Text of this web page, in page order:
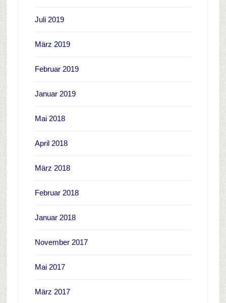
Juli 2019
März 2019
Februar 2019
Januar 2019
Mai 2018
April 2018
März 2018
Februar 2018
Januar 2018
November 2017
Mai 2017
März 2017